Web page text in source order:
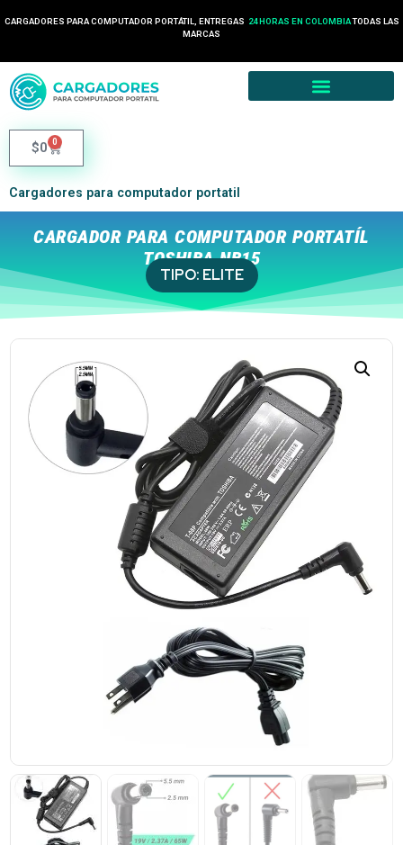
CARGADORES PARA COMPUTADOR PORTÁTIL, ENTREGAS 24 HORAS EN COLOMBIATODAS LAS
MARCAS
$0 0
Cargadores para computador portatil
CARGADOR PARA COMPUTADOR PORTATÍL
TOSHIBA NB15
TIPO: ELITE